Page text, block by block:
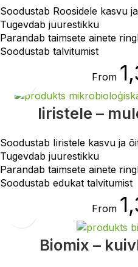
Soodustab Roosidele kasvu
Tugevdab juurestikku
Parandab taimsete ainete
Soodustab talvitumist
From
Iiristele –
Soodustab Iiristele kasvu ja
Tugevdab juurestikku
Parandab taimsete ainete
Soodustab edukat talvitumist
From
Biomix –